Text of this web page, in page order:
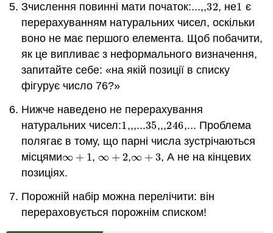
Зчислення повинні мати початок:...,,3
32
2, не1
1 є
перерахуванням натуральних чисел, оскільки
воно не має першого елемента. Щоб побачити,
як це випливає з неформального визначення,
запитайте себе: «на якій позиції в списку
фігурує число 76?»
Нижче наведено не перерахування
натуральних чисел:1
1,,,...3
35
5,,,2
24
46
6,... Проблема
полягає в тому, що парні числа зустрічаються
місцями∞ + 1
∞+1 , ∞ + 2
∞+2 ,∞ + 3
∞+3
, А не на кінцевих
позиціях.
Порожній набір можна перелічити: він
перераховується порожнім списком!